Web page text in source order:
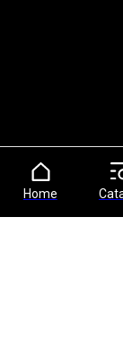
Home
Home